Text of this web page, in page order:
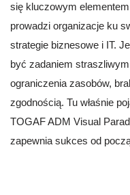
się kluczowym
prowadzi organizacje ku
strategie biznesowe i IT.
być zadaniem
ograniczenia zasobów,
zgodnością. Tu właśnie
TOGAF ADM Visual
zapewnia sukces od